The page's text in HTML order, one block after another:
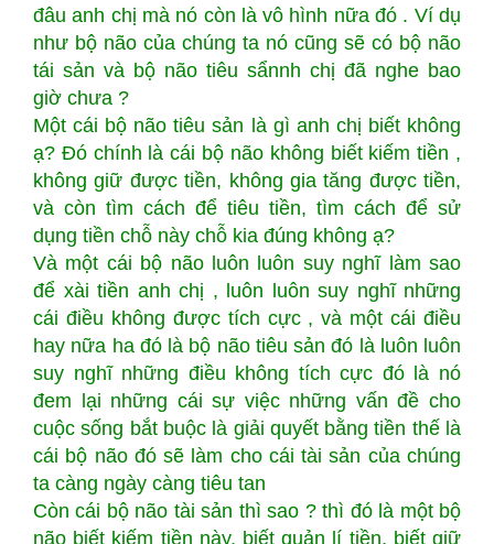
đâu anh chị mà nó còn là vô hình nữa đó . Ví dụ
như bộ não của chúng ta nó cũng sẽ có bộ não
tái sản và bộ não tiêu sẩnnh chị đã nghe bao
giờ chưa ?
Một cái bộ não tiêu sản là gì anh chị biết không
ạ? Đó chính là cái bộ não không biết kiếm tiền ,
không giữ được tiền, không gia tăng được tiền,
và còn tìm cách để tiêu tiền, tìm cách để sử
dụng tiền chỗ này chỗ kia đúng không ạ?
Và một cái bộ não luôn luôn suy nghĩ làm sao
để xài tiền anh chị , luôn luôn suy nghĩ những
cái điều không được tích cực , và một cái điều
hay nữa ha đó là bộ não tiêu sản đó là luôn luôn
suy nghĩ những điều không tích cực đó là nó
đem lại những cái sự việc những vấn đề cho
cuộc sống bắt buộc là giải quyết bằng tiền thế là
cái bộ não đó sẽ làm cho cái tài sản của chúng
ta càng ngày càng tiêu tan
Còn cái bộ não tài sản thì sao ? thì đó là một bộ
não biết kiếm tiền này, biết quản lí tiền, biết giữ